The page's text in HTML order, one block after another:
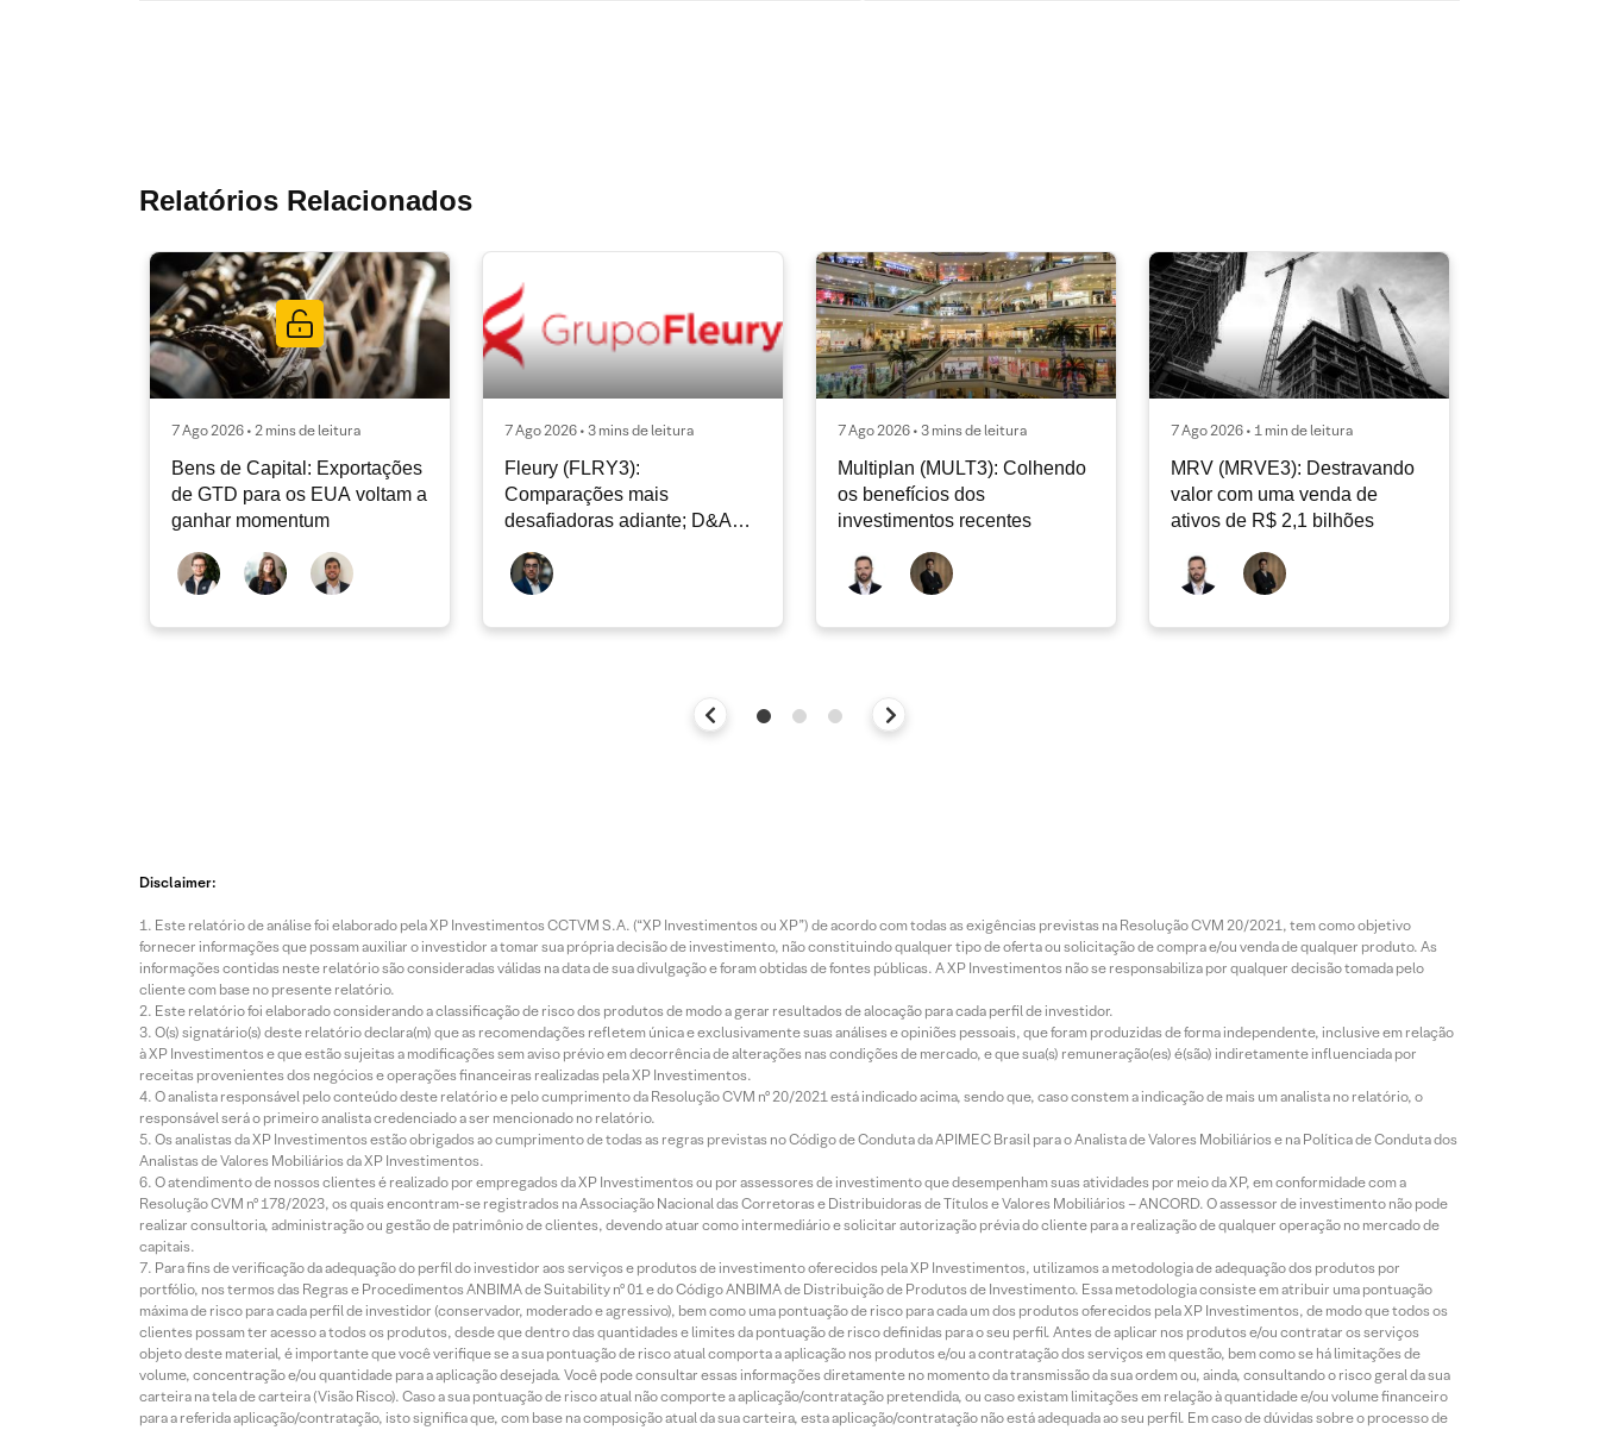
Relatórios Relacionados
7 Ago 2026 • 2 mins de leitura
Bens de Capital: Exportações
de GTD para os EUA voltam a
ganhar momentum
7 Ago 2026 • 3 mins de leitura
Fleury (FLRY3):
Comparações mais
desafiadoras adiante; D&A
deve permanecer nos níveis
atuais
7 Ago 2026 • 3 mins de leitura
Multiplan (MULT3): Colhendo
os benefícios dos
investimentos recentes
7 Ago 2026 • 1 min de leitura
MRV (MRVE3): Destravando
valor com uma venda de
ativos de R$ 2,1 bilhões
Disclaimer:
Este relatório de análise foi elaborado pela XP Investimentos CCTVM S.A. (“XP Investimentos ou XP”) de acordo com todas as exigências previstas na Resolução CVM 20/2021, tem como objetivo
fornecer informações que possam auxiliar o investidor a tomar sua própria decisão de investimento, não constituindo qualquer tipo de oferta ou solicitação de compra e/ou venda de qualquer produto. As
informações contidas neste relatório são consideradas válidas na data de sua divulgação e foram obtidas de fontes públicas. A XP Investimentos não se responsabiliza por qualquer decisão tomada pelo
cliente com base no presente relatório.
Este relatório foi elaborado considerando a classificação de risco dos produtos de modo a gerar resultados de alocação para cada perfil de investidor.
O(s) signatário(s) deste relatório declara(m) que as recomendações refletem única e exclusivamente suas análises e opiniões pessoais, que foram produzidas de forma independente, inclusive em relação
à XP Investimentos e que estão sujeitas a modificações sem aviso prévio em decorrência de alterações nas condições de mercado, e que sua(s) remuneração(es) é(são) indiretamente influenciada por
receitas provenientes dos negócios e operações financeiras realizadas pela XP Investimentos.
O analista responsável pelo conteúdo deste relatório e pelo cumprimento da Resolução CVM nº 20/2021 está indicado acima, sendo que, caso constem a indicação de mais um analista no relatório, o
responsável será o primeiro analista credenciado a ser mencionado no relatório.
Os analistas da XP Investimentos estão obrigados ao cumprimento de todas as regras previstas no Código de Conduta da APIMEC Brasil para o Analista de Valores Mobiliários e na Política de Conduta dos
Analistas de Valores Mobiliários da XP Investimentos.
O atendimento de nossos clientes é realizado por empregados da XP Investimentos ou por assessores de investimento que desempenham suas atividades por meio da XP, em conformidade com a
Resolução CVM nº 178/2023, os quais encontram-se registrados na Associação Nacional das Corretoras e Distribuidoras de Títulos e Valores Mobiliários – ANCORD. O assessor de investimento não pode
realizar consultoria, administração ou gestão de patrimônio de clientes, devendo atuar como intermediário e solicitar autorização prévia do cliente para a realização de qualquer operação no mercado de
capitais.
Para fins de verificação da adequação do perfil do investidor aos serviços e produtos de investimento oferecidos pela XP Investimentos, utilizamos a metodologia de adequação dos produtos por
portfólio, nos termos das Regras e Procedimentos ANBIMA de Suitability nº 01 e do Código ANBIMA de Distribuição de Produtos de Investimento. Essa metodologia consiste em atribuir uma pontuação
máxima de risco para cada perfil de investidor (conservador, moderado e agressivo), bem como uma pontuação de risco para cada um dos produtos oferecidos pela XP Investimentos, de modo que todos os
clientes possam ter acesso a todos os produtos, desde que dentro das quantidades e limites da pontuação de risco definidas para o seu perfil. Antes de aplicar nos produtos e/ou contratar os serviços
objeto deste material, é importante que você verifique se a sua pontuação de risco atual comporta a aplicação nos produtos e/ou a contratação dos serviços em questão, bem como se há limitações de
volume, concentração e/ou quantidade para a aplicação desejada. Você pode consultar essas informações diretamente no momento da transmissão da sua ordem ou, ainda, consultando o risco geral da sua
carteira na tela de carteira (Visão Risco). Caso a sua pontuação de risco atual não comporte a aplicação/contratação pretendida, ou caso existam limitações em relação à quantidade e/ou volume financeiro
para a referida aplicação/contratação, isto significa que, com base na composição atual da sua carteira, esta aplicação/contratação não está adequada ao seu perfil. Em caso de dúvidas sobre o processo de